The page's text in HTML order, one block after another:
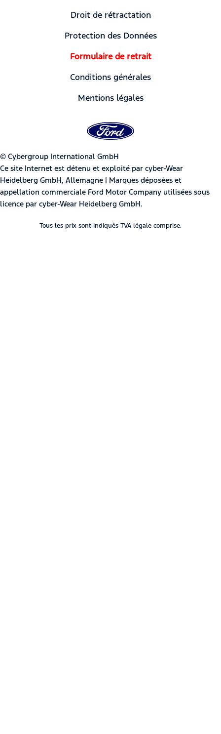
Droit de rétractation
Protection des Données
Formulaire de retrait
Conditions générales
Mentions légales
© Cybergroup International GmbH
Ce site Internet est détenu et exploité par cyber-Wear
Heidelberg GmbH, Allemagne | Marques déposées et
appellation commerciale Ford Motor Company utilisées sous
licence par cyber-Wear Heidelberg GmbH.
Tous les prix sont indiqués TVA légale comprise.